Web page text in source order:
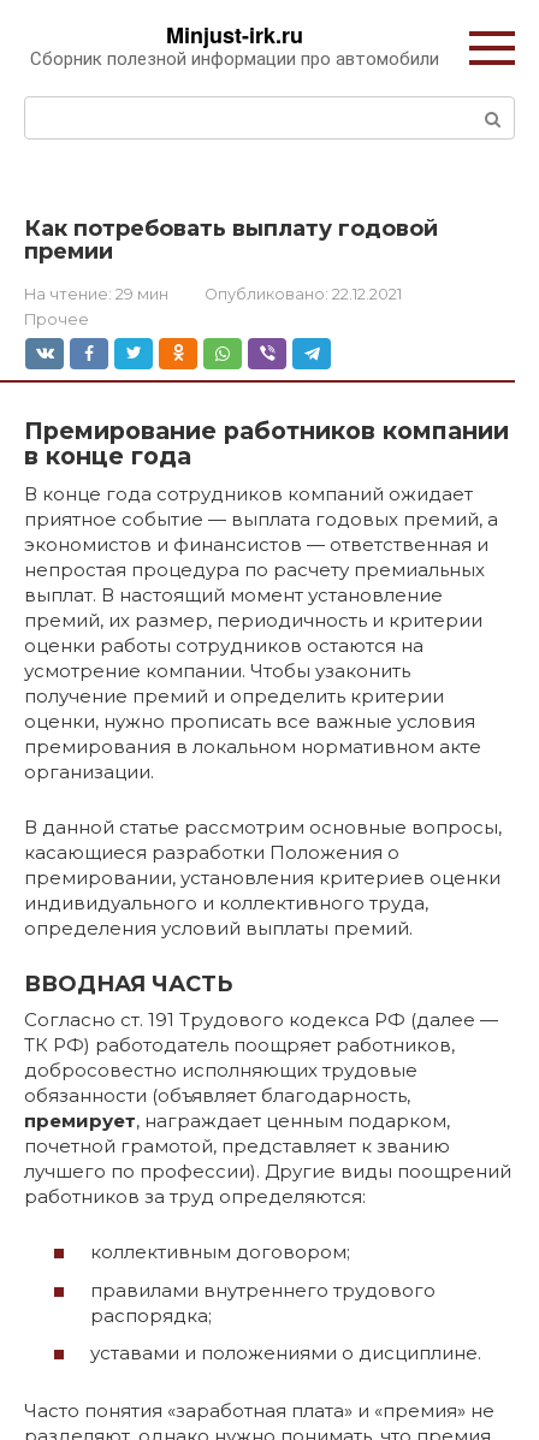
контенту
Minjust-irk.ru
Сборник полезной информации про автомобили
Как потребовать выплату годовой
премии
На чтение: 29 мин Опубликовано: 22.12.2021
Прочее
Премирование работников компании
в конце года
В конце года сотрудников компаний ожидает
приятное событие — выплата годовых премий, а
экономистов и финансистов — ответственная и
непростая процедура по расчету премиальных
выплат. В настоящий момент установление
премий, их размер, периодичность и критерии
оценки работы сотрудников остаются на
усмотрение компании. Чтобы узаконить
получение премий и определить критерии
оценки, нужно прописать все важные условия
премирования в локальном нормативном акте
организации.
В данной статье рассмотрим основные вопросы,
касающиеся разработки Положения о
премировании, установления критериев оценки
индивидуального и коллективного труда,
определения условий выплаты премий.
ВВОДНАЯ ЧАСТЬ
Согласно ст. 191 Трудового кодекса РФ (далее —
ТК РФ) работодатель поощряет работников,
добросовестно исполняющих трудовые
обязанности (объявляет благодарность,
премирует, награждает ценным подарком,
почетной грамотой, представляет к званию
лучшего по профессии). Другие виды поощрений
работников за труд определяются:
коллективным договором;
правилами внутреннего трудового
распорядка;
уставами и положениями о дисциплине.
Часто понятия «заработная плата» и «премия» не